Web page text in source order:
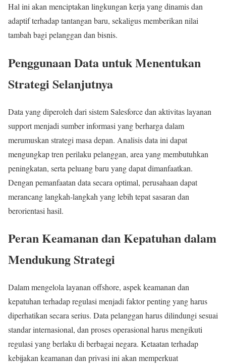
Hal ini akan menciptakan lingkungan kerja yang dinamis dan
adaptif terhadap tantangan baru, sekaligus memberikan nilai
tambah bagi pelanggan dan bisnis.
Penggunaan Data untuk Menentukan
Strategi Selanjutnya
Data yang diperoleh dari sistem Salesforce dan aktivitas layanan
support menjadi sumber informasi yang berharga dalam
merumuskan strategi masa depan. Analisis data ini dapat
mengungkap tren perilaku pelanggan, area yang membutuhkan
peningkatan, serta peluang baru yang dapat dimanfaatkan.
Dengan pemanfaatan data secara optimal, perusahaan dapat
merancang langkah-langkah yang lebih tepat sasaran dan
berorientasi hasil.
Peran Keamanan dan Kepatuhan dalam
Mendukung Strategi
Dalam mengelola layanan offshore, aspek keamanan dan
kepatuhan terhadap regulasi menjadi faktor penting yang harus
diperhatikan secara serius. Data pelanggan harus dilindungi sesuai
standar internasional, dan proses operasional harus mengikuti
regulasi yang berlaku di berbagai negara. Ketaatan terhadap
kebijakan keamanan dan privasi ini akan memperkuat